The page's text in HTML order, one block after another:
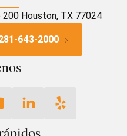
Houston, TX 77024
643-2000